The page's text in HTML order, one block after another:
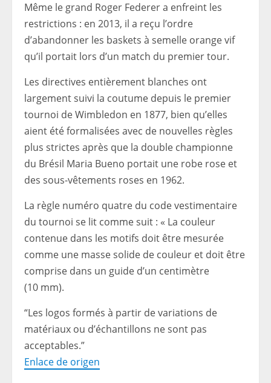
Même le grand Roger Federer a enfreint les
restrictions : en 2013, il a reçu l’ordre
d’abandonner les baskets à semelle orange vif
qu’il portait lors d’un match du premier tour.
Les directives entièrement blanches ont
largement suivi la coutume depuis le premier
tournoi de Wimbledon en 1877, bien qu’elles
aient été formalisées avec de nouvelles règles
plus strictes après que la double championne
du Brésil Maria Bueno portait une robe rose et
des sous-vêtements roses en 1962.
La règle numéro quatre du code vestimentaire
du tournoi se lit comme suit : « La couleur
contenue dans les motifs doit être mesurée
comme une masse solide de couleur et doit être
comprise dans un guide d’un centimètre
(10 mm).
“Les logos formés à partir de variations de
matériaux ou d’échantillons ne sont pas
acceptables.”
Enlace de origen